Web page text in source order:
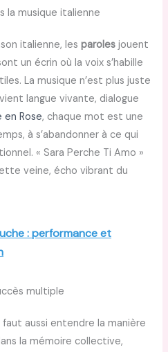
la musique italienne
italienne, lesparoles jouent
un écrin où la voix s’habille
La musique n’est plus juste
langue vivante, dialogue
en Rose, chaque mot est une
à s’abandonner à ce qui
« Sara Perche Ti Amo »
veine, écho vibrant du
: performance et
multiple
aussi entendre la manière
la mémoire collective,